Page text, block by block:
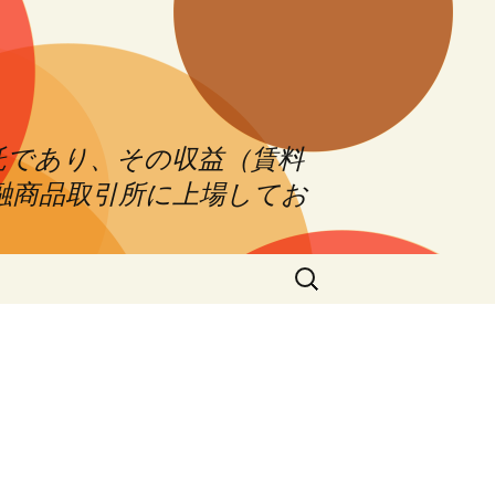
あり、その収益（賃料
品取引所に上場してお
Search
for: